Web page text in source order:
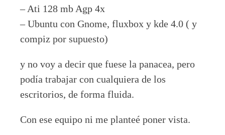
– Ati 128 mb Agp 4x
– Ubuntu con Gnome, fluxbox y kde 4.0 ( y
compiz por supuesto)
y no voy a decir que fuese la panacea, pero
podía trabajar con cualquiera de los
escritorios, de forma fluida.
Con ese equipo ni me planteé poner vista.